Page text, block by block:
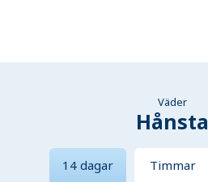
Väder
Hånsta
14 dagar Timmar